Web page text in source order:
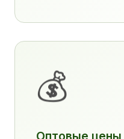
💰
Оптовые цены